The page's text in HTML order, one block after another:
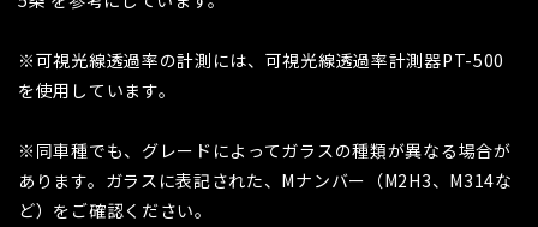
※可視光線透過率の計測には、可視光線透過率計測器PT-500
を使用しています。
※同車種でも、グレードによってガラスの種類が異なる場合が
あります。ガラスに表記された、Mナンバー（M2H3、M314な
ど）をご確認ください。